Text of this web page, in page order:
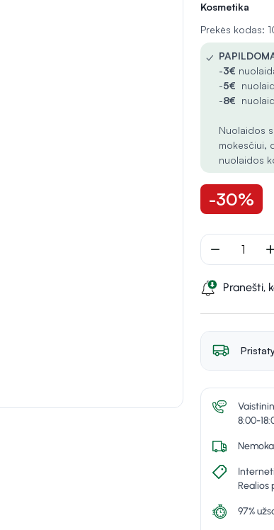
Kosmetika
Prekės kodas:
✓
-3€
-5€
-8€
Nuolaidos
mokesčiui,
nuolaidos
-30%
remove
Pranešti,
8:00-
Realios
97%